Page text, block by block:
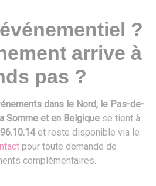
?
arrive à
pas ?
dans le Nord, le Pas-de-
Somme et en Belgique se tient à
et reste disponible via le
pour toute demande de
complémentaires.